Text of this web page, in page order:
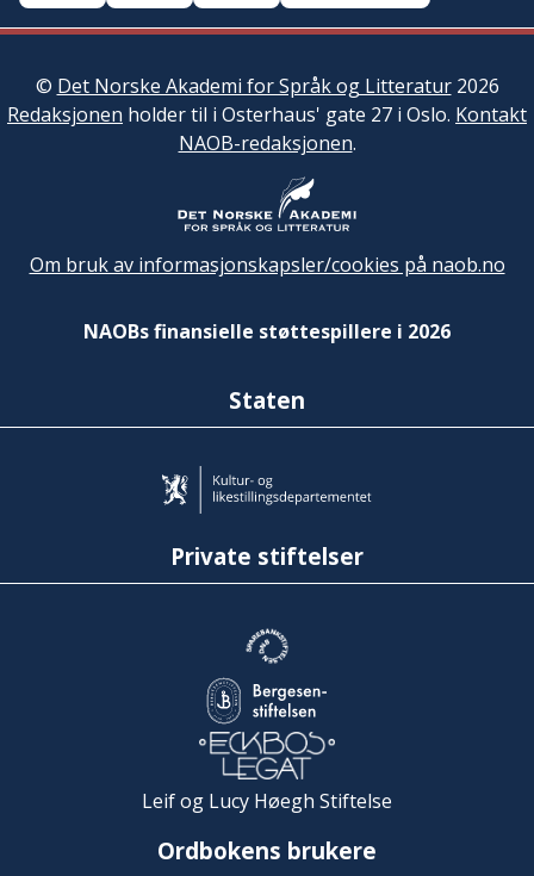
© Det Norske Akademi for Språk og Litteratur2026
Redaksjonen holder til i Osterhaus' gate 27 i Oslo. Kontakt
NAOB-redaksjonen.
Om bruk av informasjonskapsler/cookies på naob.no
NAOBs finansielle støttespillere i 2026
Staten
Private stiftelser
Leif og Lucy Høegh Stiftelse
Ordbokens brukere